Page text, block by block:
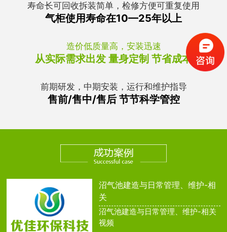
寿命长可回收拆装简单，检修方便可重复使用
气柜使用寿命在10—25年以上
造价低质量高，安装迅速
从实际需求出发 量身定制 节省成本
前期研发，中期安装，运行和维护指导
售前/售中/售后 节节科学管控
沼气池建造与日常管理、维护-相
关
沼气池建造与日常管理、维护-相关
视频